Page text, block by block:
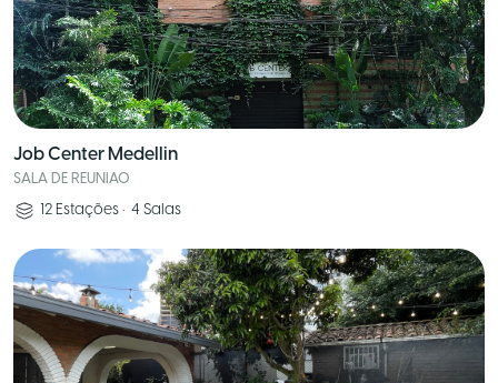
Job Center Medellin
SALA DE REUNIAO
12 Estações • 4 Salas